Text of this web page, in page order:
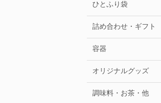
ひとふり袋
詰め合わせ・ギフト
容器
オリジナルグッズ
調味料・お茶・他